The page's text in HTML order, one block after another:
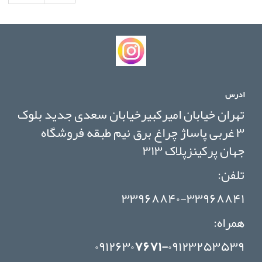
ادرس
تهران خیابان امیرکبیرخیابان سعدی جدید بلوک
۳ غربی پاساژ چراغ برق نیم طبقه فروشگاه
جهان پرکینزپلاک ۳۱۳
تلفن:
۳۳۹۶۸۸۴۰-۳۳۹۶۸۸۴۱
همراه:
۰۹۱۲۶۳۰۷۶۷۱-۰۹۱۲۳۲۵۳۵۳۹